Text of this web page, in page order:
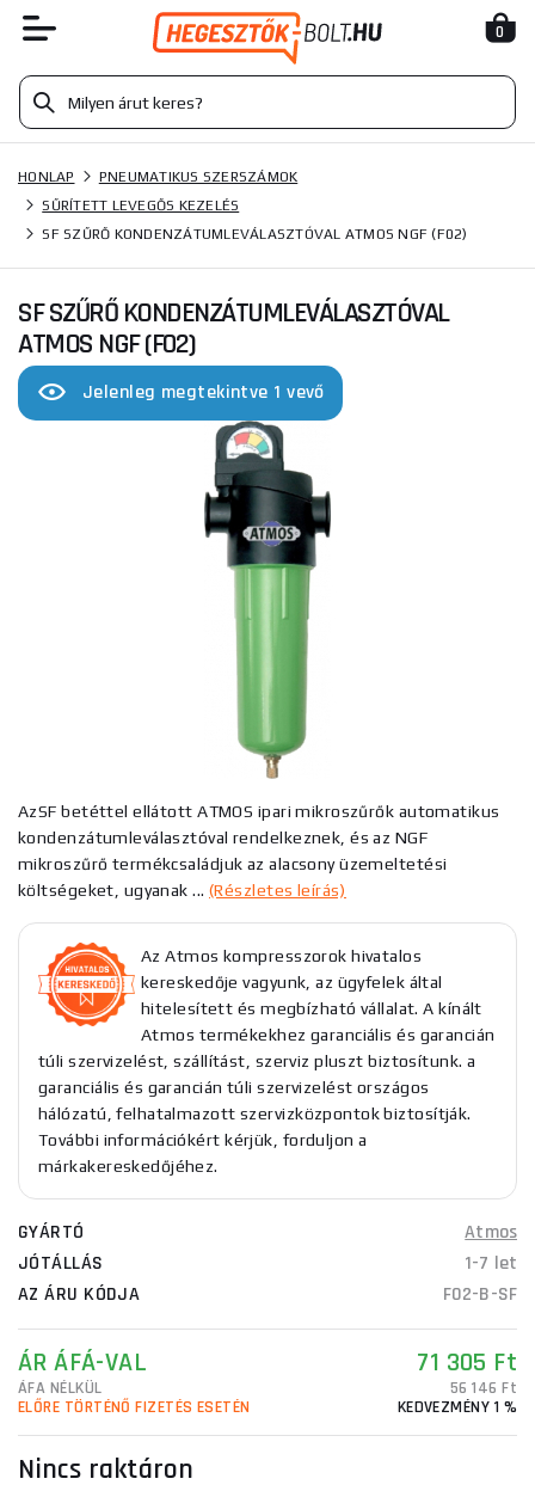
0
HONLAP
PNEUMATIKUS SZERSZÁMOK
SŰRÍTETT LEVEGŐS KEZELÉS
SF SZŰRŐ KONDENZÁTUMLEVÁLASZTÓVAL ATMOS NGF (F02)
SF SZŰRŐ KONDENZÁTUMLEVÁLASZTÓVAL
ATMOS NGF (F02)
Jelenleg megtekintve 1 vevő
AzSF betéttel ellátott ATMOS ipari mikroszűrők automatikus
kondenzátumleválasztóval rendelkeznek, és az NGF
mikroszűrő termékcsaládjuk az alacsony üzemeltetési
költségeket, ugyanak ...(Részletes leírás)
Az Atmos kompresszorok hivatalos
kereskedője vagyunk, az ügyfelek által
hitelesített és megbízható vállalat. A kínált
Atmos termékekhez garanciális és garancián
túli szervizelést, szállítást, szerviz pluszt biztosítunk. a
garanciális és garancián túli szervizelést országos
hálózatú, felhatalmazott szervizközpontok biztosítják.
További információkért kérjük, forduljon a
márkakereskedőjéhez.
GYÁRTÓ
Atmos
JÓTÁLLÁS
1-7 let
AZ ÁRU KÓDJA
F02-B-SF
ÁR ÁFÁ-VAL 71 305 Ft
ÁFA NÉLKÜL
56 146 Ft
ELŐRE TÖRTÉNŐ FIZETÉS ESETÉN
KEDVEZMÉNY 1 %
Nincs raktáron